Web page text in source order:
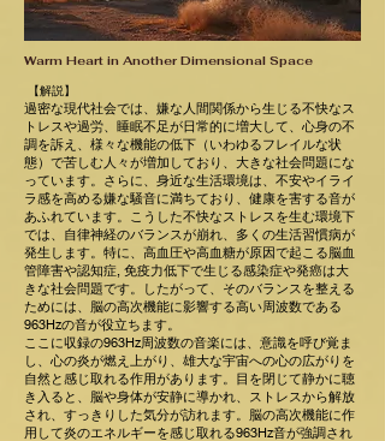
Warm Heart in Another Dimensional Space
【解説】
過密な現代社会では、嫌な人間関係から生じる不快なス
トレスや過労、睡眠不足が日常的に増大して、心身の不
調を訴え、様々な機能の低下（いわゆるフレイルな状
態）で苦しむ人々が増加しており、大きな社会問題にな
っています。さらに、身近な生活環境は、不安やイライ
ラ感を高める嫌な騒音に満ちており、健康を害する音が
あふれています。こうした不快なストレスを生む環境下
では、自律神経のバランスが崩れ、多くの生活習慣病が
発生します。特に、高血圧や高血糖が原因で起こる脳血
管障害や認知症, 免疫力低下で生じる感染症や発癌は大
きな社会問題です。したがって、そのバランスを整える
ためには、脳の高次機能に影響する高い周波数である
963Hzの音が役立ちます。
ここに収録の963Hz周波数の音楽には、意識を呼び覚ま
し、心の炎が燃え上がり、雄大な宇宙への心の広がりを
自然と感じ取れる作用があります。目を閉じて静かに聴
き入ると、脳や身体が安静に導かれ、ストレスから解放
され、すっきりした気分が訪れます。脳の高次機能に作
用して炎のエネルギーを感じ取れる963Hz音が強調され